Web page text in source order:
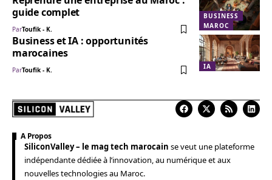
BUSINESS
MAROC
guide complet
ParToufik - K.
IA
Business et IA : opportunités
marocaines
ParToufik - K.
A Propos
SiliconValley – le mag tech marocain se veut une plateforme
indépendante dédiée à l’innovation, au numérique et aux
nouvelles technologies au Maroc.